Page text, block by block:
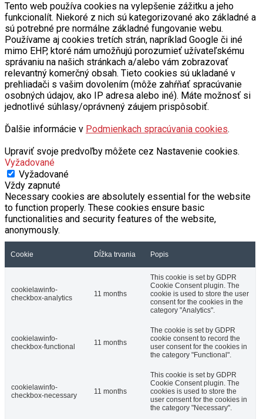
Tento web používa cookies na vylepšenie zážitku a jeho
funkcionalít. Niekoré z nich sú kategorizované ako základné a
sú potrebné pre normálne základné fungovanie webu.
Používame aj cookies tretích strán, napríklad Google či iné
mimo EHP, ktoré nám umožňujú porozumieť užívateľskému
správaniu na našich stránkach a/alebo vám zobrazovať
relevantný komerčný obsah. Tieto cookies sú ukladané v
prehliadači s vašim dovolením (môže zahŕňať spracúvanie
osobných údajov, ako IP adresa alebo iné). Máte možnosť si
jednotlivé súhlasy/oprávnený záujem prispôsobiť.
Ďalšie informácie v Podmienkach spracúvania cookies.
Upraviť svoje predvoľby môžete cez Nastavenie cookies.
Vyžadované
Vyžadované
Vždy zapnuté
Necessary cookies are absolutely essential for the website
to function properly. These cookies ensure basic
functionalities and security features of the website,
anonymously.
Cookie Dĺžka trvania Popis
cookielawinfo-
checkbox-analytics
11 months
This cookie is set by GDPR
Cookie Consent plugin. The
cookie is used to store the user
consent for the cookies in the
category "Analytics".
cookielawinfo-
checkbox-functional
11 months
The cookie is set by GDPR
cookie consent to record the
user consent for the cookies in
the category "Functional".
cookielawinfo-
checkbox-necessary
11 months
This cookie is set by GDPR
Cookie Consent plugin. The
cookies is used to store the
user consent for the cookies in
the category "Necessary".